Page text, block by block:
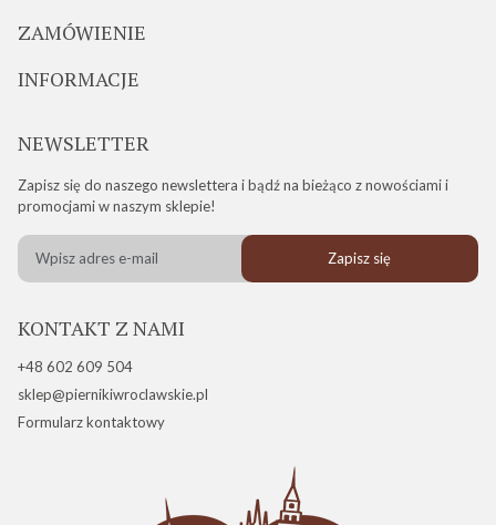
ZAMÓWIENIE
INFORMACJE
NEWSLETTER
Zapisz się do naszego newslettera i bądź na bieżąco z nowościami i
promocjami w naszym sklepie!
Zapisz się
KONTAKT Z NAMI
+48 602 609 504
sklep@piernikiwroclawskie.pl
Formularz kontaktowy